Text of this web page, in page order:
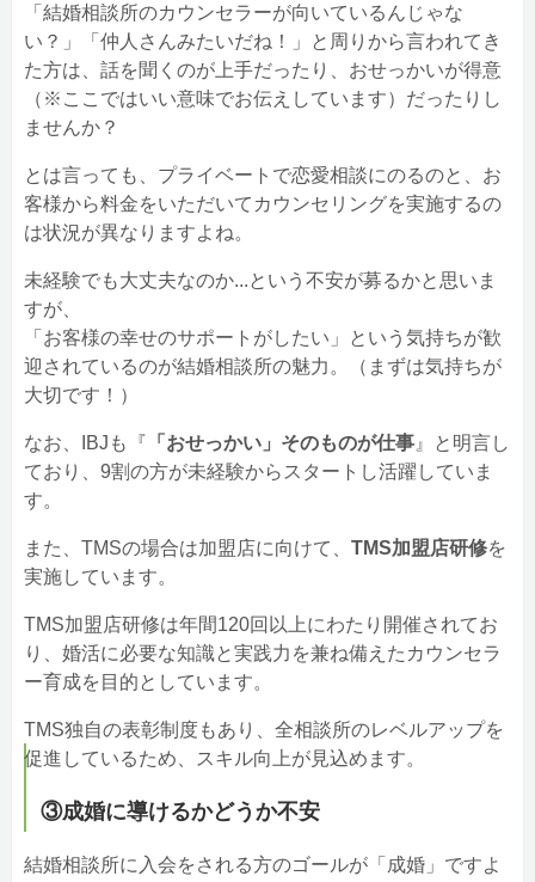
「結婚相談所のカウンセラーが向いているんじゃな
い？」「仲人さんみたいだね！」と周りから言われてき
た方は、話を聞くのが上手だったり、おせっかいが得意
（※ここではいい意味でお伝えしています）だったりし
ませんか？
とは言っても、プライベートで恋愛相談にのるのと、お
客様から料金をいただいてカウンセリングを実施するの
は状況が異なりますよね。
未経験でも大丈夫なのか...という不安が募るかと思いま
すが、
「お客様の幸せのサポートがしたい」という気持ちが歓
迎されているのが結婚相談所の魅力。（まずは気持ちが
大切です！）
なお、IBJも『 「おせっかい」そのものが仕事 』と明言し
ており、9割の方が未経験からスタートし活躍していま
す。
また、TMSの場合は加盟店に向けて、 TMS加盟店研修を
実施しています。
TMS加盟店研修は年間120回以上にわたり開催されてお
り、婚活に必要な知識と実践力を兼ね備えたカウンセラ
ー育成を目的としています。
TMS独自の表彰制度もあり、全相談所のレベルアップを
促進しているため、スキル向上が見込めます。
③成婚に導けるかどうか不安
結婚相談所に入会をされる方のゴールが「成婚」ですよ